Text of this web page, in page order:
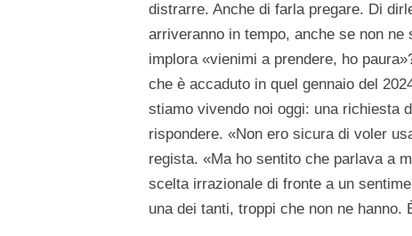
distrarre. Anche di farla pregare. Di
arriveranno in tempo, anche se non
implora «vienimi a prendere, ho
che è accaduto in quel gennaio del
stiamo vivendo noi oggi: una richiesta
rispondere. «Non ero sicura di voler
regista. «Ma ho sentito che parlava a
scelta irrazionale di fronte a un
una dei tanti, troppi che non ne hanno.